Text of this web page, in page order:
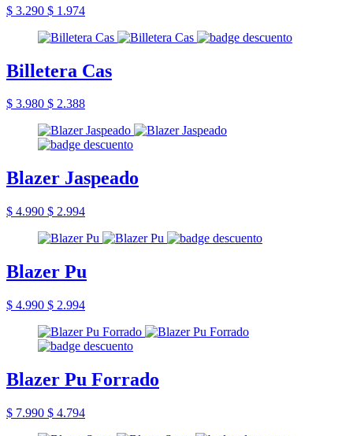
$ 3.290 $ 1.974
Billetera Cas
$ 3.980 $ 2.388
Blazer Jaspeado
$ 4.990 $ 2.994
Blazer Pu
$ 4.990 $ 2.994
Blazer Pu Forrado
$ 7.990 $ 4.794